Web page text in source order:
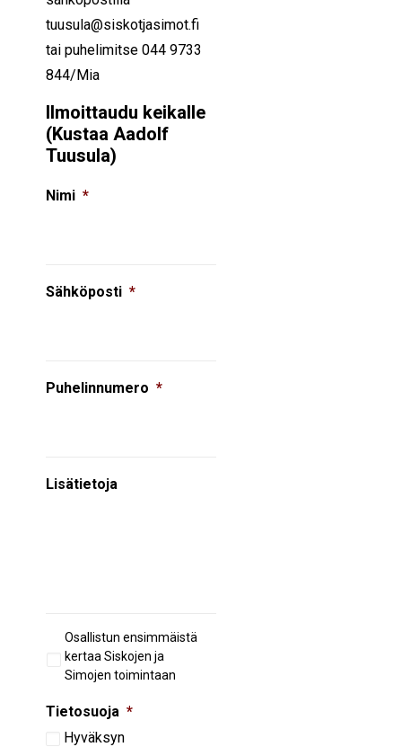
tuusula@siskotjasimot.fi
tai puhelimitse 044 9733
844/Mia
Ilmoittaudu keikalle
(Kustaa Aadolf
Tuusula)
Nimi *
Sähköposti *
Puhelinnumero *
Lisätietoja
Aiempi
osallistuminen
Osallistun ensimmäistä
kertaa Siskojen ja
Simojen toimintaan
Tietosuoja *
Hyväksyn